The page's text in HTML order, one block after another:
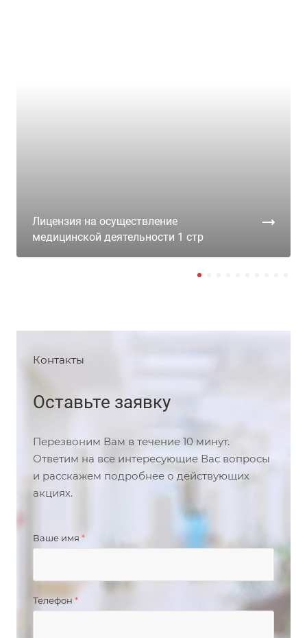
Лицензия на осуществление
медицинской деятельности 1 стр
Контакты
Оставьте заявку
Перезвоним Вам в течение 10 минут.
Ответим на все интересующие Вас вопросы
и расскажем подробнее о действующих
акциях.
Ваше имя *
Телефон*